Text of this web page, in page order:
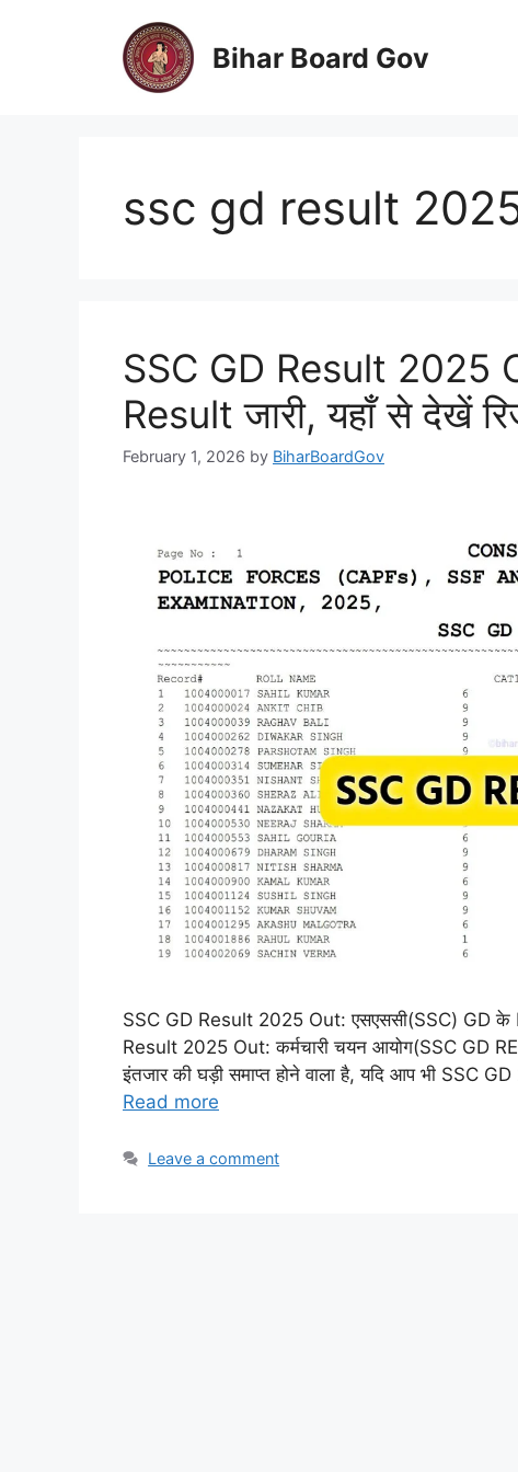
Bihar Board Gov
ssc gd result
SSC GD Result 2025
Result जारी, यहाँ से देखें
February 1, 2026 by BiharBoardGov
SSC GD Result 2025 Out: एसएससी(SSC) GD के
Result 2025 Out: कर्मचारी चयन आयोग(SSC GD
इंतजार की घड़ी समाप्त होने वाला है, यदि आप भी SSC
Read more
Leave a comment